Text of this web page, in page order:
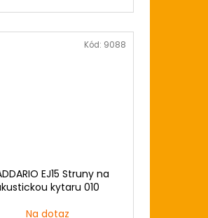
EJ15 Struny na
kytaru 010
Na dotaz
Kód: 9088